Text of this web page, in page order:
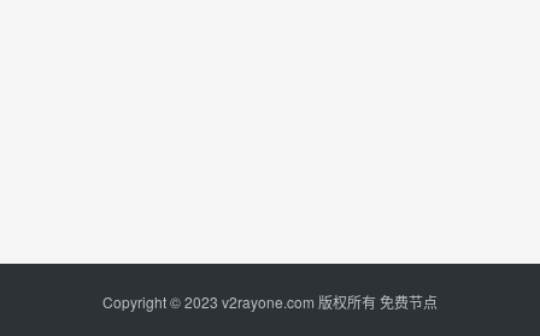
Copyright © 2023 v2rayone.com 版权所有 免费节点